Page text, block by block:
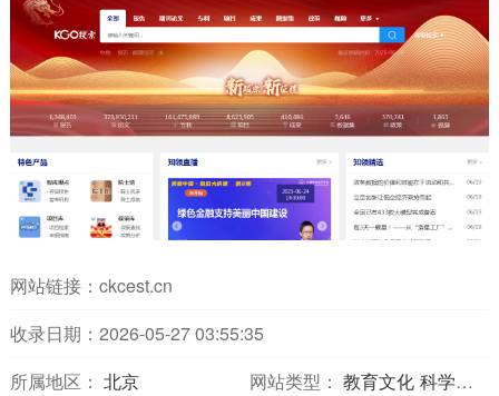
网站链接： ckcest.cn
收录日期：2026-05-27 03:55:35
所属地区： 北京 网站类型： 教育文化 科学探索